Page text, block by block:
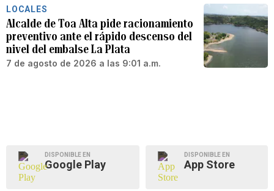
LOCALES
Alcalde de Toa Alta pide racionamiento
preventivo ante el rápido descenso del
nivel del embalse La Plata
7 de agosto de 2026 a las 9:01 a.m.
DISPONIBLE EN
Google Play
DISPONIBLE EN
App Store